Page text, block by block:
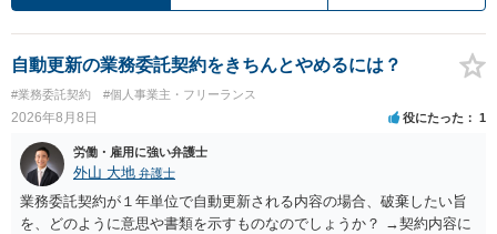
自動更新の業務委託契約をきちんとやめるには？
#業務委託契約 #個人事業主・フリーランス
2026年8月8日 役にたった 1
労働・雇用に強い弁護士
外山 大地 弁護士
業務委託契約が１年単位で自動更新される内容の場合、破棄したい旨
を、どのように意思や書類を示すものなのでしょうか？ →契約内容に